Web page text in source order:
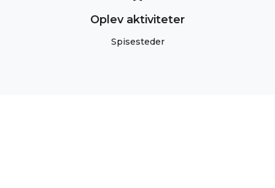
Oplev aktiviteter
Spisesteder